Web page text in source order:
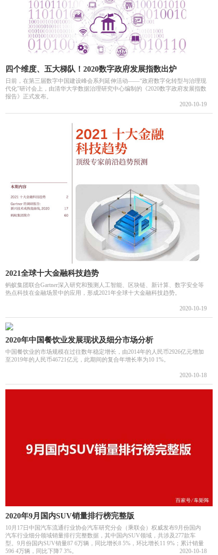
四个维度、五大梯队！2020数字政府发展指数出炉
日前，在第三届数字中国建设峰会系列延伸活动——“政府数字化转型与治理现
代化”研讨会上，由清华大学数据治理研究中心编制的《2020数字政府发展指数
报告》正式发布。
2020-10-19
2021全球十大金融科技趋势
蚂蚁集团联合Gartner深入研究和预测人工智能、区块链、新计算、数字安全等
热点科技在金融场景中的应用，形成2021年全球十大金融科技趋势。
2020-10-19
2020年中国餐饮业发展现状及细分市场分析
中国餐饮业的市场规模在过往数年稳定增长，由2014年的人民币2926亿元增加
至2019年的人民币46721亿元，此期间的复合年增长率为10 1%。
2020-10-18
2020年9月国内SUV销量排行榜完整版
10月17日中国汽车流通行业协会汽车研究分会（乘联会）权威发布9月份国内
汽车行业细分领域销量排行完整数据，其中国内SUV领域，共涉及277款车
型。9月份国内SUV销量87 6万辆，同比增长8 5%，环比增长11 9%；累计销量
596 4万辆，同比下降7 3%。
2020-10-18